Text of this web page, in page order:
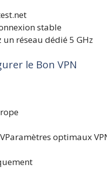
stable
un réseau dédié 5 GHz
le Bon VPN
optimaux